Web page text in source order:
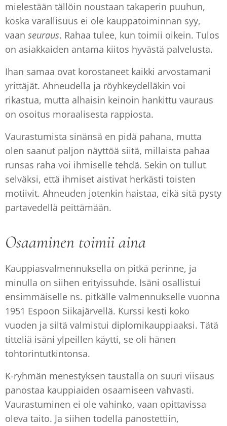
mielestään tällöin noustaan takaperin puuhun,
koska varallisuus ei ole kauppatoiminnan syy,
vaan seuraus. Rahaa tulee, kun toimii oikein. Tulos
on asiakkaiden antama kiitos hyvästä palvelusta.
Ihan samaa ovat korostaneet kaikki arvostamani
yrittäjät. Ahneudella ja röyhkeydelläkin voi
rikastua, mutta alhaisin keinoin hankittu vauraus
on osoitus moraalisesta rappiosta.
Vaurastumista sinänsä en pidä pahana, mutta
olen saanut paljon näyttöä siitä, millaista pahaa
runsas raha voi ihmiselle tehdä. Sekin on tullut
selväksi, että ihmiset aistivat herkästi toisten
motiivit. Ahneuden jotenkin haistaa, eikä sitä pysty
partavedellä peittämään.
Osaaminen toimii aina
Kauppiasvalmennuksella on pitkä perinne, ja
minulla on siihen erityissuhde. Isäni osallistui
ensimmäiselle ns. pitkälle valmennukselle vuonna
1951 Espoon Siikajärvellä. Kurssi kesti koko
vuoden ja siltä valmistui diplomikauppiaaksi. Tätä
titteliä isäni ylpeillen käytti, se oli hänen
tohtorintutkintonsa.
K-ryhmän menestyksen taustalla on suuri viisaus
panostaa kauppiaiden osaamiseen vahvasti.
Vaurastuminen ei ole vahinko, vaan opittavissa
oleva taito. Ja siihen todella panostettiin,